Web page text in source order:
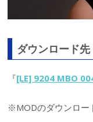
ダウンロード先
『[LE] 9204 MBO
※MODのダウンロー